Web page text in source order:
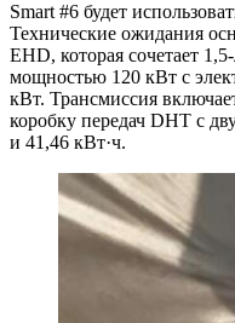
Smart #6 будет
Технические ожидания
EHD, которая сочетает
мощностью 120 кВт с
кВт. Трансмиссия
коробку передач DHT с
и 41,46 кВт·ч.